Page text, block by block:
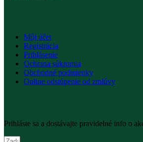
Môj účet
Registrácia
Prihlásenie
Ochrana súkromia
Obchodné podmienky
Online odstúpenie od zmlúvy
Prihláste sa a dostávajte pravidelné info o